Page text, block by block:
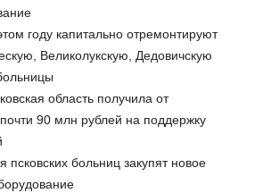
году капитально отремонтируют
Великолукскую, Дедовичскую
область получила от
90 млн рублей на поддержку
псковских больниц закупят новое